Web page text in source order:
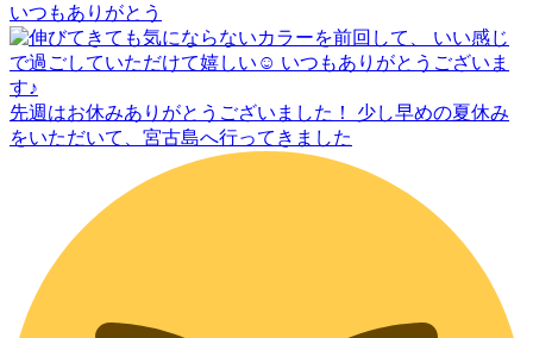
いつもありがとう
先週はお休みありがとうございました！ 少し早めの夏休み
をいただいて、宮古島へ行ってきました